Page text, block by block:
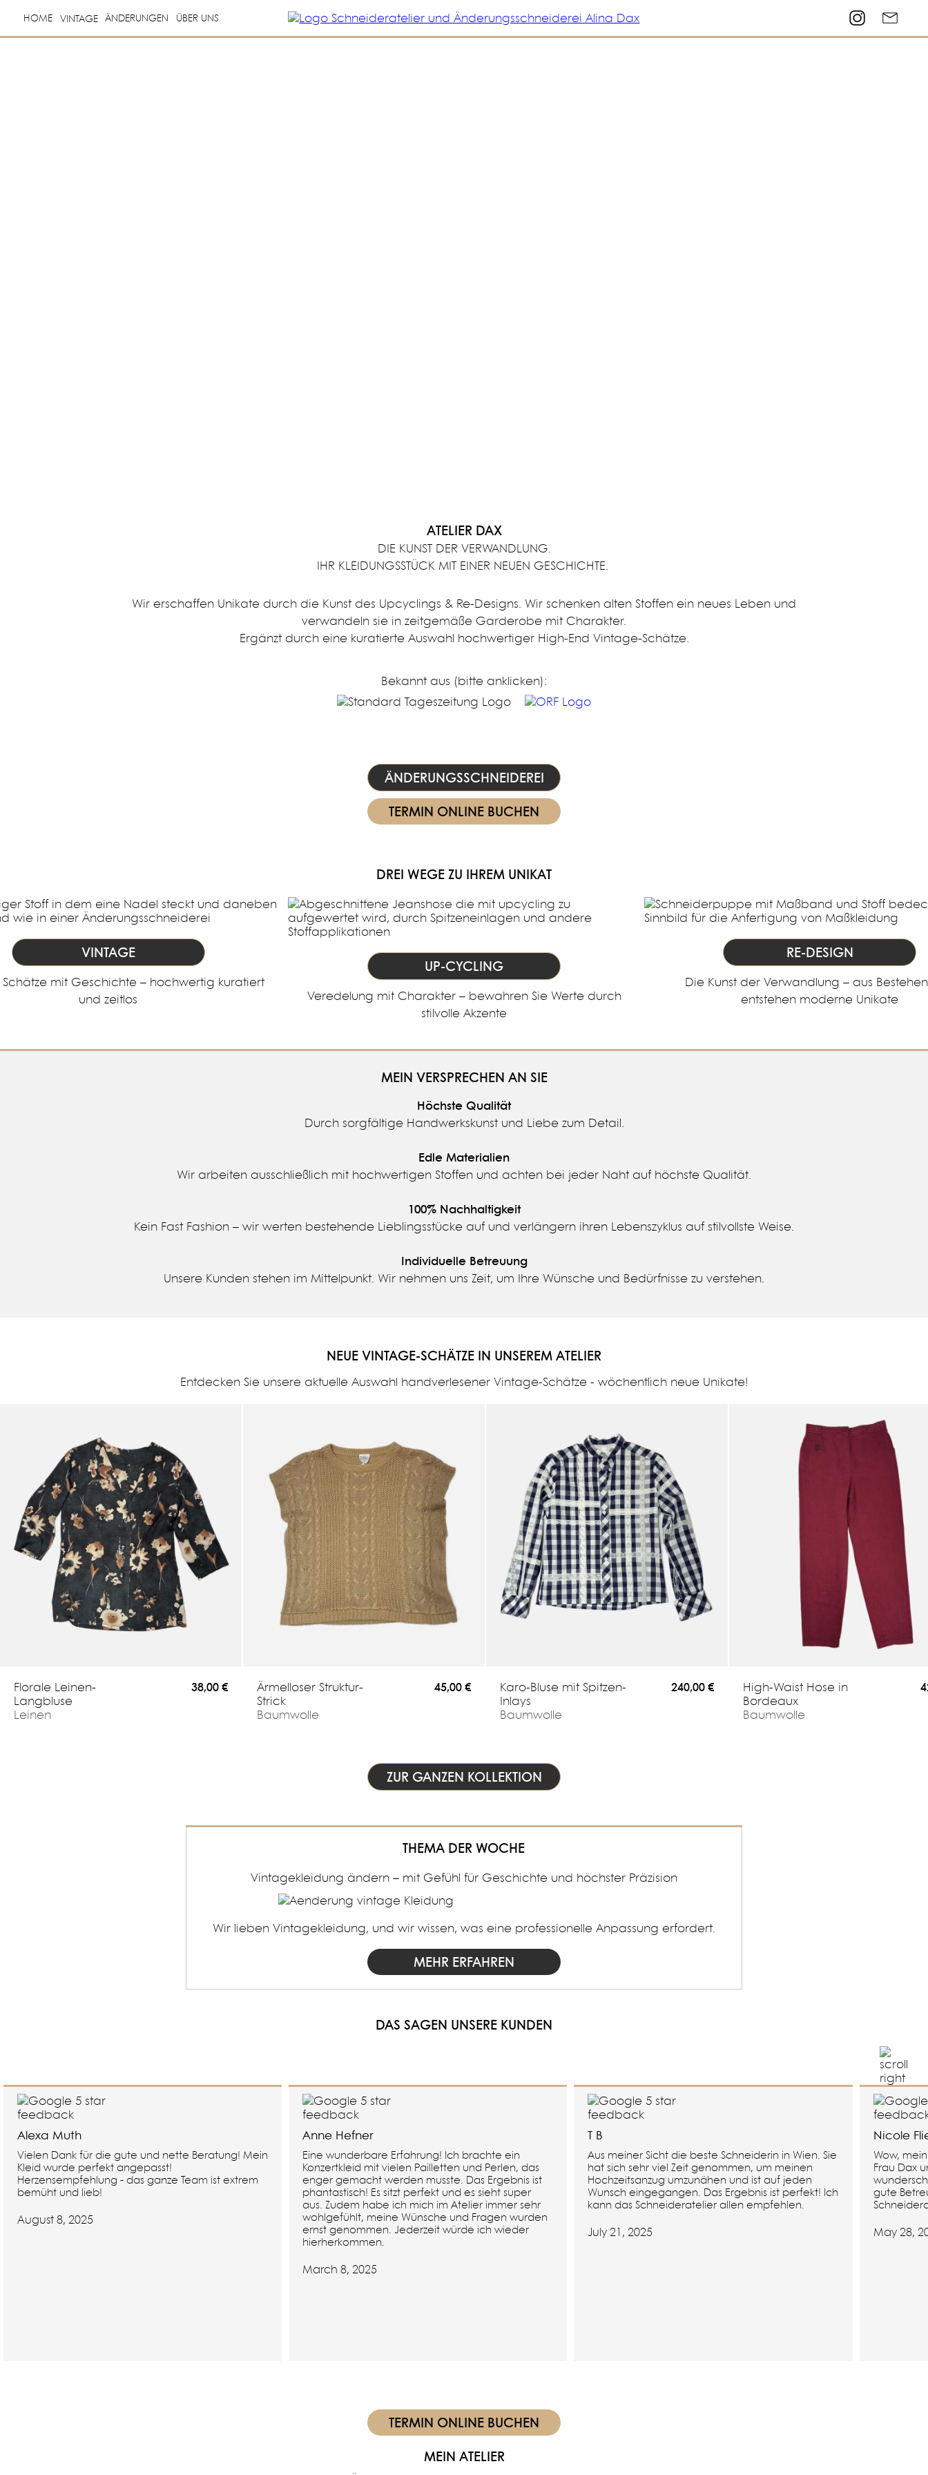
HOME VINTAGE ÄNDERUNGEN ÜBER UNS
ATELIER DAX
DIE KUNST DER VERWANDLUNG.
IHR KLEIDUNGSSTÜCK MIT EINER NEUEN GESCHICHTE.
Wir erschaffen Unikate durch die Kunst des Upcyclings & Re-Designs. Wir schenken alten Stoffen ein neues Leben und
verwandeln sie in zeitgemäße Garderobe mit Charakter.
Ergänzt durch eine kuratierte Auswahl hochwertiger High-End Vintage-Schätze.
Bekannt aus (bitte anklicken):
ÄNDERUNGSSCHNEIDEREI
TERMIN ONLINE BUCHEN
DREI WEGE ZU IHREM UNIKAT
VINTAGE
Schätze mit Geschichte – hochwertig kuratiert
und zeitlos
UP-CYCLING
Veredelung mit Charakter – bewahren Sie Werte durch
stilvolle Akzente
RE-DESIGN
Die Kunst der Verwandlung – aus
entstehen moderne Unikate
MEIN VERSPRECHEN AN SIE
Höchste Qualität
Durch sorgfältige Handwerkskunst und Liebe zum Detail.
Edle Materialien
Wir arbeiten ausschließlich mit hochwertigen Stoffen und achten bei jeder Naht auf höchste Qualität.
100% Nachhaltigkeit
‍Kein Fast Fashion – wir werten bestehende Lieblingsstücke auf und verlängern ihren Lebenszyklus auf stilvollste Weise.
Individuelle Betreuung
Unsere Kunden stehen im Mittelpunkt. Wir nehmen uns Zeit, um Ihre Wünsche und Bedürfnisse zu verstehen.
NEUE VINTAGE-SCHÄTZE IN UNSEREM ATELIER
Entdecken Sie unsere aktuelle Auswahl handverlesener Vintage-Schätze - wöchentlich neue Unikate!
Florale Leinen-
Langbluse
Leinen
38,00 €
Ärmelloser Struktur-
Strick
Baumwolle
45,00 €
Karo-Bluse mit Spitzen-
Inlays
Baumwolle
240,00 €
High-Waist Hose in
Bordeaux
Baumwolle
ZUR GANZEN KOLLEKTION
THEMA DER WOCHE
Vintagekleidung ändern – mit Gefühl für Geschichte und höchster Präzision
Wir lieben Vintagekleidung, und wir wissen, was eine professionelle Anpassung erfordert.
MEHR ERFAHREN
DAS SAGEN UNSERE KUNDEN
Alexa Muth
Vielen Dank für die gute und nette Beratung! Mein
Kleid wurde perfekt angepasst!
Herzensempfehlung - das ganze Team ist extrem
bemüht und lieb!
August 8, 2025
Anne Hefner
Eine wunderbare Erfahrung! Ich brachte ein
Konzertkleid mit vielen Pailletten und Perlen, das
enger gemacht werden musste. Das Ergebnis ist
phantastisch! Es sitzt perfekt und es sieht super
aus. Zudem habe ich mich im Atelier immer sehr
wohlgefühlt, meine Wünsche und Fragen wurden
ernst genommen. Jederzeit würde ich wieder
hierherkommen.
March 8, 2025
T B
Aus meiner Sicht die beste Schneiderin in Wien. Sie
hat sich sehr viel Zeit genommen, um meinen
Hochzeitsanzug umzunähen und ist auf jeden
Wunsch eingegangen. Das Ergebnis ist perfekt! Ich
kann das Schneideratelier allen empfehlen.
July 21, 2025
Nicole
Wow,
Frau Dax
gute
May 28,
TERMIN ONLINE BUCHEN
MEIN ATELIER